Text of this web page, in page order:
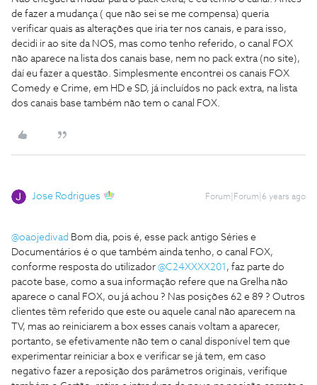
de fazer a mudança ( que não sei se me compensa) queria
verificar quais as alterações que iria ter nos canais, e para isso,
decidi ir ao site da NOS, mas como tenho referido, o canal FOX
não aparece na lista dos canais base, nem no pack extra (no site),
daí eu fazer a questão. Simplesmente encontrei os canais FOX
Comedy e Crime, em HD e SD, já incluídos no pack extra, na lista
dos canais base também não tem o canal FOX.
Jose Rodrigues Forum|Forum|6 years ago
@oaojedivad Bom dia, pois é, esse pack antigo Séries e
Documentários é o que também ainda tenho, o canal FOX,
conforme resposta do utilizador @C24XXXX201 , faz parte do
pacote base, como a sua informação refere que na Grelha não
aparece o canal FOX, ou já achou ? Nas posições 62 e 89 ? Outros
clientes têm referido que este ou aquele canal não aparecem na
TV, mas ao reiniciarem a box esses canais voltam a aparecer,
portanto, se efetivamente não tem o canal disponível tem que
experimentar reiniciar a box e verificar se já tem, em caso
negativo fazer a reposição dos parâmetros originais, verifique